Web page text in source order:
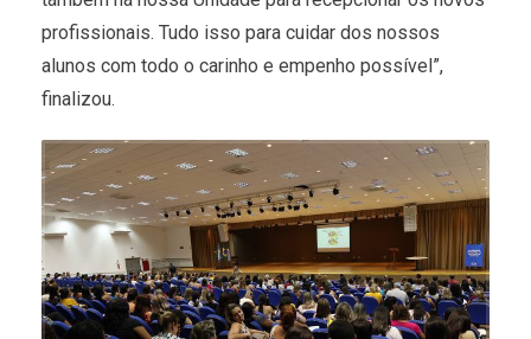
profissionais. Tudo isso para cuidar dos nossos
alunos com todo o carinho e empenho possível”,
finalizou.